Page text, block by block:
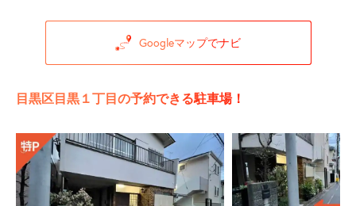
Googleマップでナビ
目黒区目黒１丁目の予約できる駐車場！